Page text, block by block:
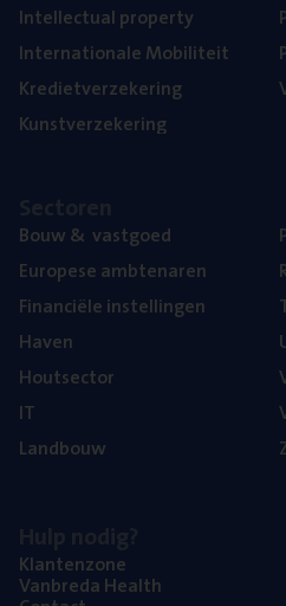
Intel­lec­tu­al property
Inter­na­ti­o­na­le Mobiliteit
Kre­diet­ver­ze­ke­ring
Kunst­ver­ze­ke­ring
Bouw& vastgoed
Euro­pe­se ambtenaren
Finan­ci­ë­le instellingen
Haven
Hout­sec­tor
IT
Land­bouw
Klan­ten­zo­ne
Van­b­re­da Health